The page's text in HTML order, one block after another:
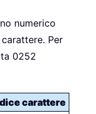
numerico
Per
0252
carattere